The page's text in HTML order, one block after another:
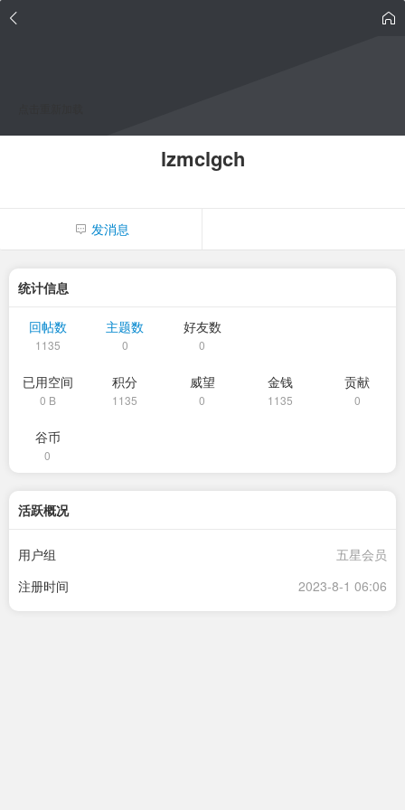
lzmclgch
发消息
统计信息
回帖数
1135
主题数
0
好友数
0
已用空间
0 B
积分
1135
威望
0
金钱
1135
贡献
0
谷币
0
活跃概况
用户组
五星会员
注册时间
2023-8-1 06:06